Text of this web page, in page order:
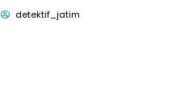
detektif_jatim